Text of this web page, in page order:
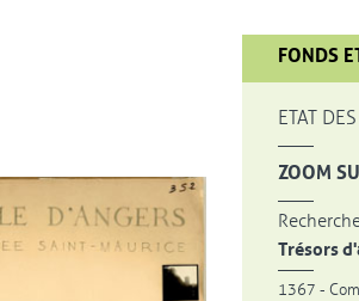
FONDS
ETAT
ZOOM
Trésors
1367 -